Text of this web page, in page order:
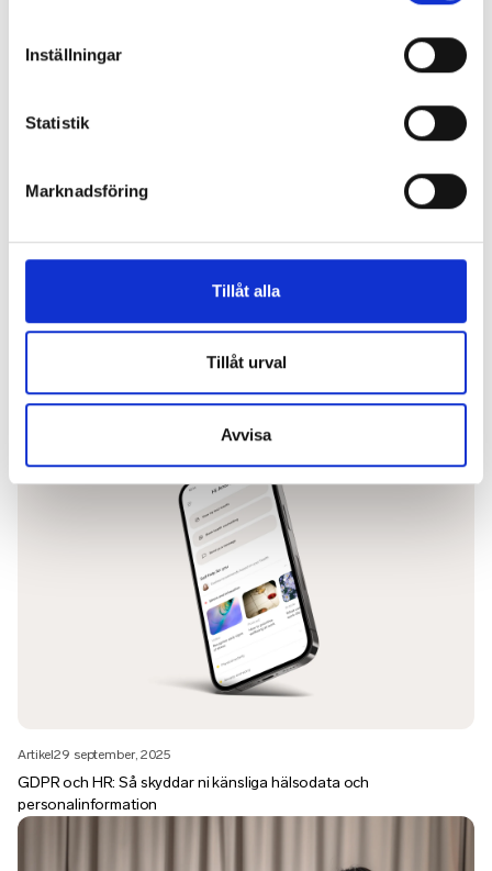
Inställningar
Statistik
Marknadsföring
Tillåt alla
Tillåt urval
Avvisa
Arbetsrätt och arbetsmiljö: HR:s ansvar för en trygg och
hälsosam arbetsplats
Artikel29 september, 2025
GDPR och HR: Så skyddar ni känsliga hälsodata och
personalinformation